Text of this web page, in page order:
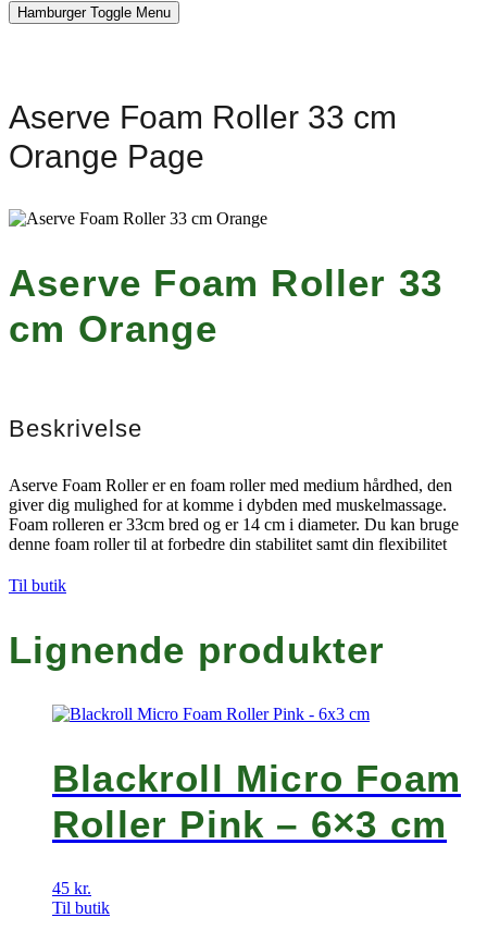
Hamburger Toggle Menu
Aserve Foam Roller 33 cm
Orange Page
Aserve Foam Roller 33
cm Orange
Beskrivelse
Aserve Foam Roller er en foam roller med medium hårdhed, den
giver dig mulighed for at komme i dybden med muskelmassage.
Foam rolleren er 33cm bred og er 14 cm i diameter. Du kan bruge
denne foam roller til at forbedre din stabilitet samt din flexibilitet
Til butik
Lignende produkter
Blackroll Micro Foam
Roller Pink – 6×3 cm
45 kr.
Til butik